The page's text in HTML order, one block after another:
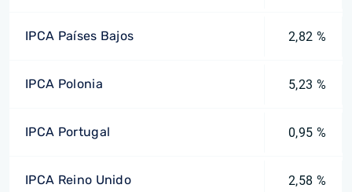
IPCA Países Bajos 2,82 %
IPCA Polonia 5,23 %
IPCA Portugal 0,95 %
IPCA Reino Unido 2,58 %